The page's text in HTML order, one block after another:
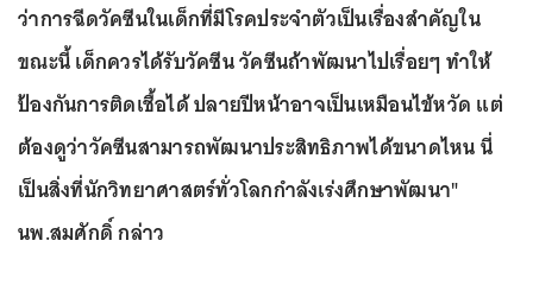
ว่าการฉีดวัคซีนในเด็กที่มีโรคประจำตัวเป็นเรื่องสำคัญใน
ขณะนี้ เด็กควรได้รับวัคซีน วัคซีนถ้าพัฒนาไปเรื่อยๆ ทำให้
ป้องกันการติดเชื้อได้ ปลายปีหน้าอาจเป็นเหมือนไข้หวัด แต่
ต้องดูว่าวัคซีนสามารถพัฒนาประสิทธิภาพได้ขนาดไหน นี่
เป็นสิ่งที่นักวิทยาศาสตร์ทั่วโลกกำลังเร่งศึกษาพัฒนา"
นพ.สมศักดิ์ กล่าว